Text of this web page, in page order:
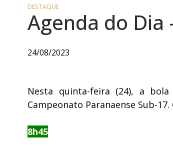
DESTAQUE
Agenda do Dia
24/08/2023
Nesta quinta-feira (24), a
Campeonato Paranaense Sub-
8h45